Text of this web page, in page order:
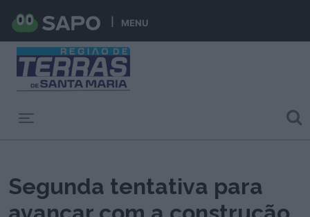
MENU
Segunda tentativa para